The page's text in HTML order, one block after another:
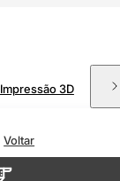
Impressão 3D
Voltar